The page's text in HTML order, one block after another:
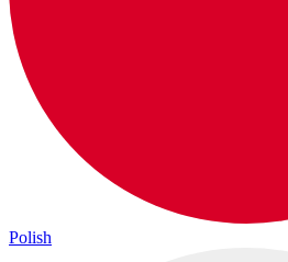
Polish